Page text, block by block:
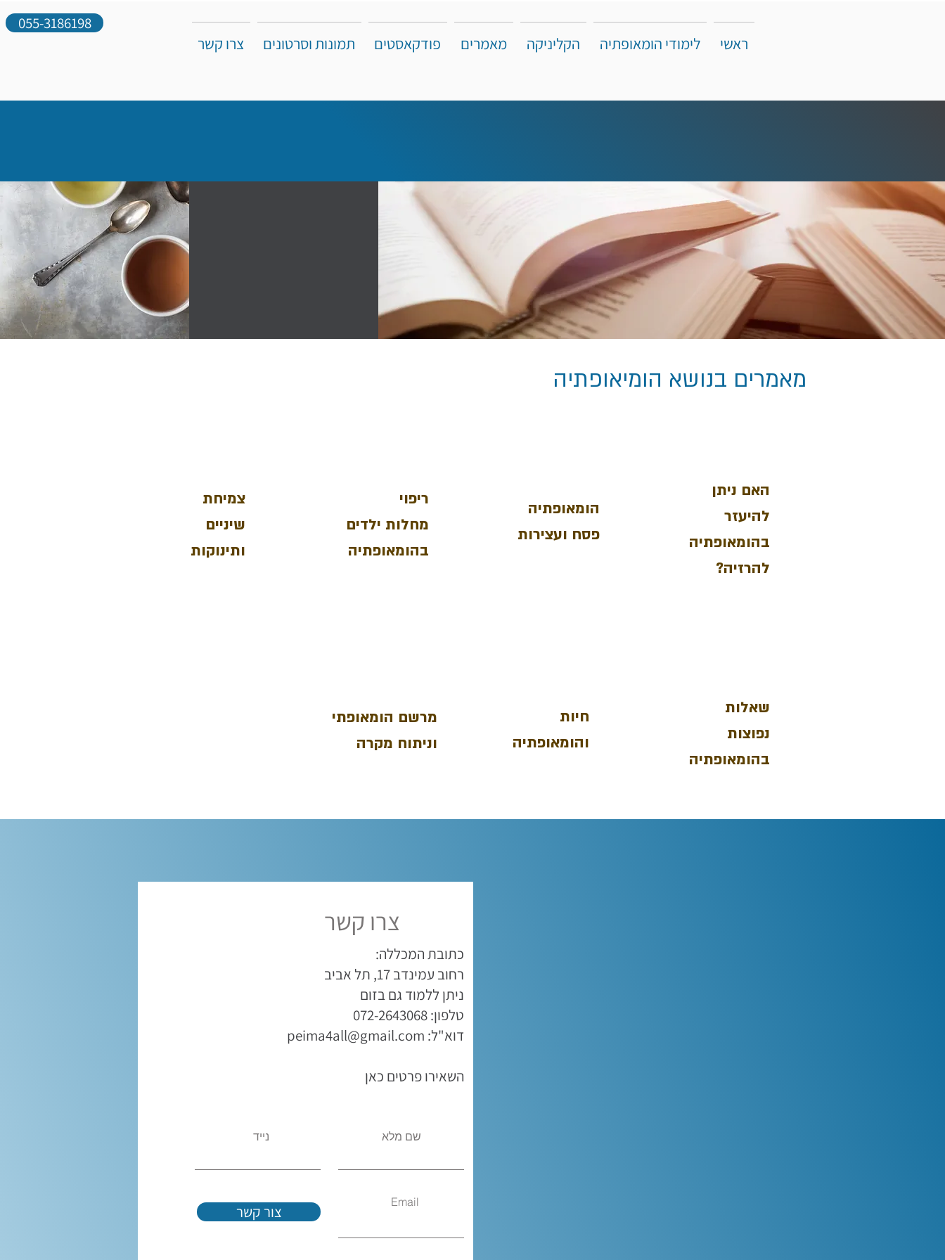
055-3186198
ראשי לימודי הומאופתיה הקליניקה מאמרים פודקאסטים תמונות וסרטונים צרו קשר
לא זו בלבד שעלינו
מאמרים בנושא הומיאופתיה
האם ניתן
להיעזר
בהומאופתיה
להרזיה?
הומאופתיה
פסח ועצירות
ריפוי
מחלות ילדים
בהומאופתיה
צמיחת
שיניים
ותינוקות
שאלות
נפוצות
בהומאופתיה
חיות
והומאופתיה
מרשם הומאופתי
וניתוח מקרה
צרו קשר
כתובת המכללה:
רחוב עמינדב 17, תל אביב
ניתן ללמוד גם בזום
טלפון: 072-2643068
דוא"ל: peima4all@gmail.com
השאירו פרטים כאן
שם מלא נייד
Email
צור קשר